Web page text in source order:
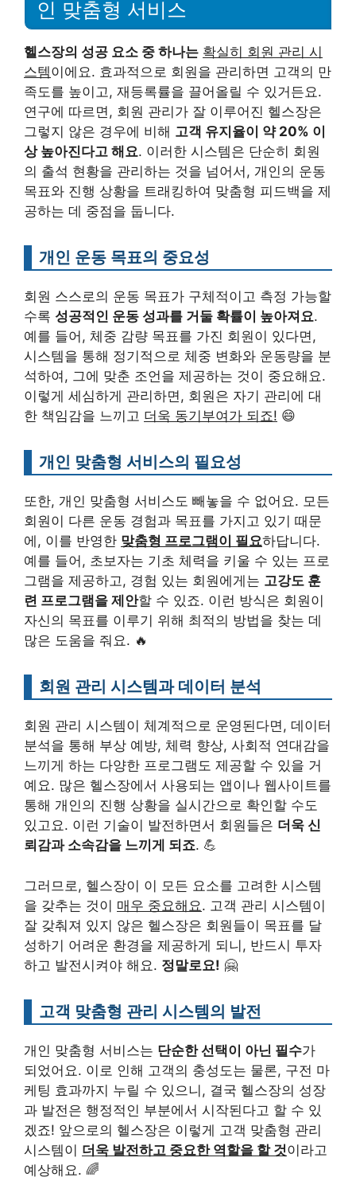
인 맞춤형 서비스
헬스장의 성공 요소 중 하나는 확실히 회원 관리 시
스템이에요. 효과적으로 회원을 관리하면 고객의 만
족도를 높이고, 재등록률을 끌어올릴 수 있거든요.
연구에 따르면, 회원 관리가 잘 이루어진 헬스장은
그렇지 않은 경우에 비해 고객 유지율이 약 20% 이
상 높아진다고 해요. 이러한 시스템은 단순히 회원
의 출석 현황을 관리하는 것을 넘어서, 개인의 운동
목표와 진행 상황을 트래킹하여 맞춤형 피드백을 제
공하는 데 중점을 둡니다.
개인 운동 목표의 중요성
회원 스스로의 운동 목표가 구체적이고 측정 가능할
수록 성공적인 운동 성과를 거둘 확률이 높아져요.
예를 들어, 체중 감량 목표를 가진 회원이 있다면,
시스템을 통해 정기적으로 체중 변화와 운동량을 분
석하여, 그에 맞춘 조언을 제공하는 것이 중요해요.
이렇게 세심하게 관리하면, 회원은 자기 관리에 대
한 책임감을 느끼고 더욱 동기부여가 되죠! 😄
개인 맞춤형 서비스의 필요성
또한, 개인 맞춤형 서비스도 빼놓을 수 없어요. 모든
회원이 다른 운동 경험과 목표를 가지고 있기 때문
에, 이를 반영한 맞춤형 프로그램이 필요하답니다.
예를 들어, 초보자는 기초 체력을 키울 수 있는 프로
그램을 제공하고, 경험 있는 회원에게는 고강도 훈
련 프로그램을 제안할 수 있죠. 이런 방식은 회원이
자신의 목표를 이루기 위해 최적의 방법을 찾는 데
많은 도움을 줘요. 🔥
회원 관리 시스템과 데이터 분석
회원 관리 시스템이 체계적으로 운영된다면, 데이터
분석을 통해 부상 예방, 체력 향상, 사회적 연대감을
느끼게 하는 다양한 프로그램도 제공할 수 있을 거
예요. 많은 헬스장에서 사용되는 앱이나 웹사이트를
통해 개인의 진행 상황을 실시간으로 확인할 수도
있고요. 이런 기술이 발전하면서 회원들은 더욱 신
뢰감과 소속감을 느끼게 되죠. 💪
그러므로, 헬스장이 이 모든 요소를 고려한 시스템
을 갖추는 것이 매우 중요해요. 고객 관리 시스템이
잘 갖춰져 있지 않은 헬스장은 회원들이 목표를 달
성하기 어려운 환경을 제공하게 되니, 반드시 투자
하고 발전시켜야 해요. 정말로요! 🤗
고객 맞춤형 관리 시스템의 발전
개인 맞춤형 서비스는 단순한 선택이 아닌 필수가
되었어요. 이로 인해 고객의 충성도는 물론, 구전 마
케팅 효과까지 누릴 수 있으니, 결국 헬스장의 성장
과 발전은 행정적인 부분에서 시작된다고 할 수 있
겠죠! 앞으로의 헬스장은 이렇게 고객 맞춤형 관리
시스템이 더욱 발전하고 중요한 역할을 할 것이라고
예상해요. 🌈